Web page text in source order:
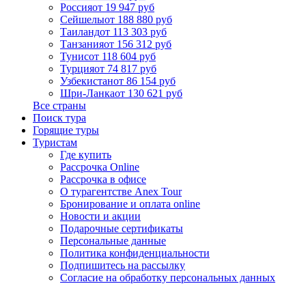
Россияот 19 947 руб
Сейшелыот 188 880 руб
Таиландот 113 303 руб
Танзанияот 156 312 руб
Тунисот 118 604 руб
Турцияот 74 817 руб
Узбекистанот 86 154 руб
Шри-Ланкаот 130 621 руб
Все страны
Поиск тура
Горящие туры
Туристам
Где купить
Рассрочка Online
Рассрочка в офисе
О турагентстве Anex Tour
Бронирование и оплата online
Новости и акции
Подарочные сертификаты
Персональные данные
Политика конфиденциальности
Подпишитесь на рассылку
Согласие на обработку персональных данных